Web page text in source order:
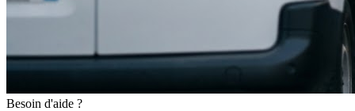
Besoin d'aide ?